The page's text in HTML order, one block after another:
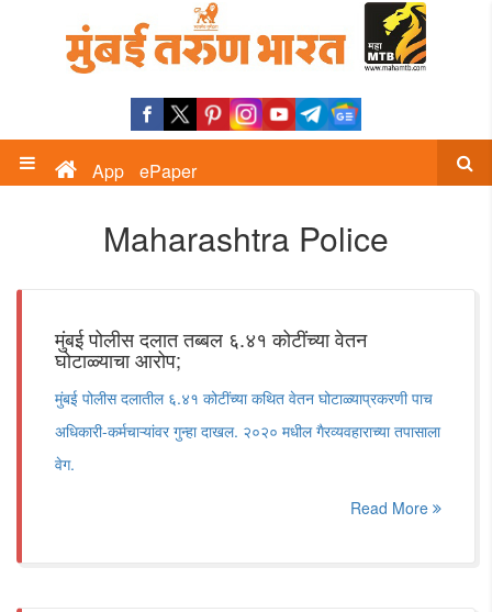
App ePaper
Maharashtra Police
मुंबई पोलीस दलात तब्बल ६.४१ कोटींच्या वेतन
घोटाळ्याचा आरोप;
मुंबई पोलीस दलातील ६.४१ कोटींच्या कथित वेतन घोटाळ्याप्रकरणी पाच
अधिकारी-कर्मचाऱ्यांवर गुन्हा दाखल. २०२० मधील गैरव्यवहाराच्या तपासाला
वेग.
Read More